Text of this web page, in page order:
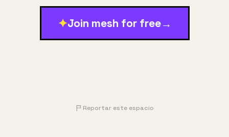
✦Join mesh for free→
Reportar este espacio